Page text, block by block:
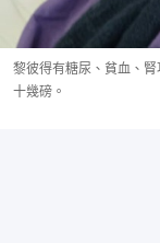
黎彼得有糖尿、貧血、
十幾磅。